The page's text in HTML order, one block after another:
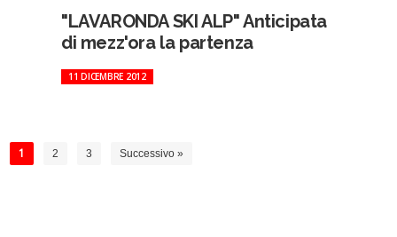
"LAVARONDA SKI ALP" Anticipata
di mezz'ora la partenza
11 DICEMBRE 2012
1 2 3 Successivo »